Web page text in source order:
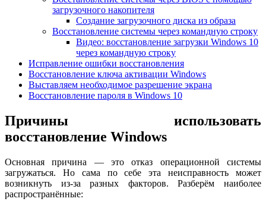
загрузочного накопителя
Создание загрузочного диска из образа
Восстановление системы через командную строку
Видео: восстановление загрузки Windows 10
через командную строку
Исправление ошибки восстановления
Восстановление ключа активации Windows
Выставляем необходимое разрешение экрана
Восстановление пароля в Windows 10
Причины использовать
восстановление Windows
Основная причина — это отказ операционной системы
загружаться. Но сама по себе эта неисправность может
возникнуть из-за разных факторов. Разберём наиболее
распространённые: